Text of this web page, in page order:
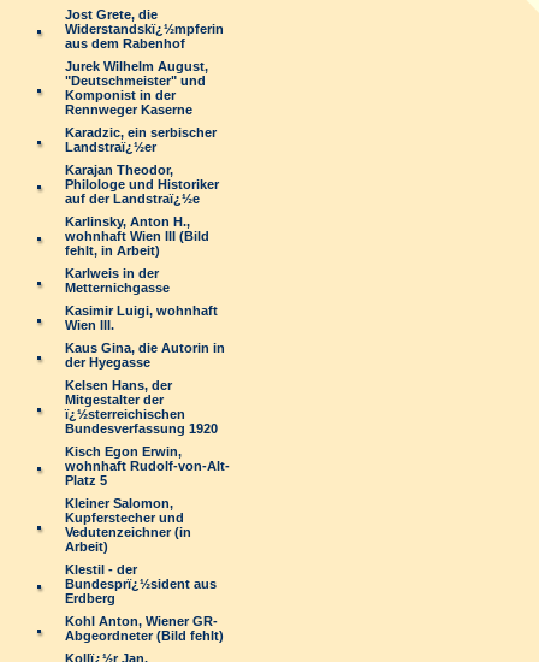
Jost Grete, die
Widerstandskï¿½mpferin
aus dem Rabenhof
Jurek Wilhelm August,
"Deutschmeister" und
Komponist in der
Rennweger Kaserne
Karadzic, ein serbischer
Landstraï¿½er
Karajan Theodor,
Philologe und Historiker
auf der Landstraï¿½e
Karlinsky, Anton H.,
wohnhaft Wien III (Bild
fehlt, in Arbeit)
Karlweis in der
Metternichgasse
Kasimir Luigi, wohnhaft
Wien III.
Kaus Gina, die Autorin in
der Hyegasse
Kelsen Hans, der
Mitgestalter der
ï¿½sterreichischen
Bundesverfassung 1920
Kisch Egon Erwin,
wohnhaft Rudolf-von-Alt-
Platz 5
Kleiner Salomon,
Kupferstecher und
Vedutenzeichner (in
Arbeit)
Klestil - der
Bundesprï¿½sident aus
Erdberg
Kohl Anton, Wiener GR-
Abgeordneter (Bild fehlt)
Kollï¿½r Jan,